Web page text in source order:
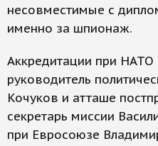
несовместимые с
именно за шпионаж.
Аккредитации при
руководитель
Кочуков и атташе
секретарь миссии
при Евросоюзе